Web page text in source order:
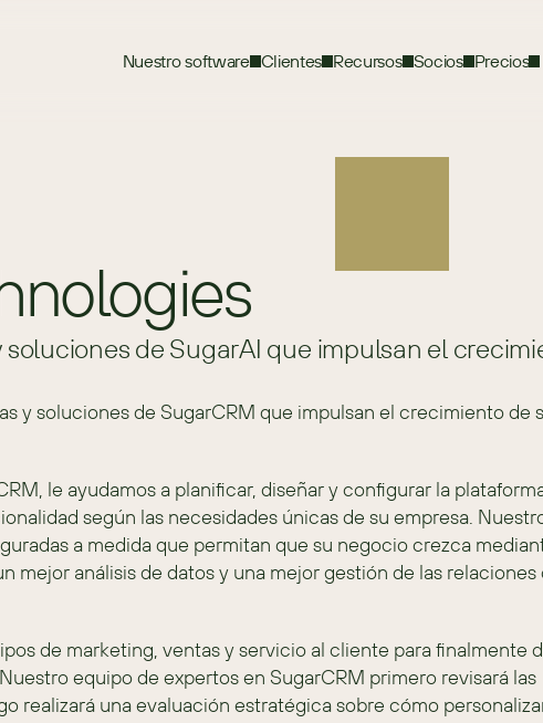
Nuestro software Clientes Recursos Socios Precios
de SugarAI que impulsan el
y soluciones de SugarCRM que impulsan el crecimiento de
le ayudamos a planificar, diseñar y configurar la
según las necesidades únicas de su empresa.
a medida que permitan que su negocio crezca
mejor análisis de datos y una mejor gestión de las relaciones
de marketing, ventas y servicio al cliente para finalmente
equipo de expertos en SugarCRM primero revisará las
realizará una evaluación estratégica sobre cómo